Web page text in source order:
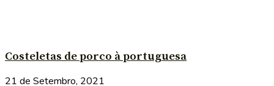
Costeletas de porco à portuguesa
21 de Setembro, 2021